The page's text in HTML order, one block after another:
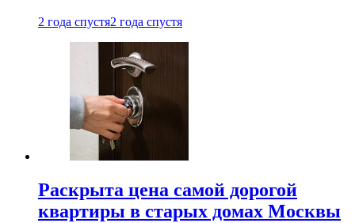
2 года спустя2 года спустя
Раскрыта цена самой дорогой
квартиры в старых домах Москвы